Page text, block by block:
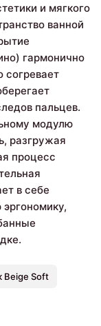
и мягкого
ванной
гармонично
согревает
пальцев.
модулю
разгружая
процесс
в себе
Beige Soft